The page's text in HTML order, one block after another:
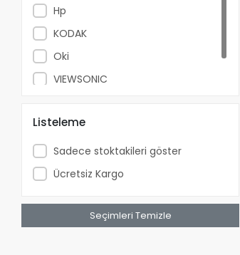
Hp
KODAK
Oki
VIEWSONIC
Listeleme
Sadece stoktakileri göster
Ücretsiz Kargo
Seçimleri Temizle